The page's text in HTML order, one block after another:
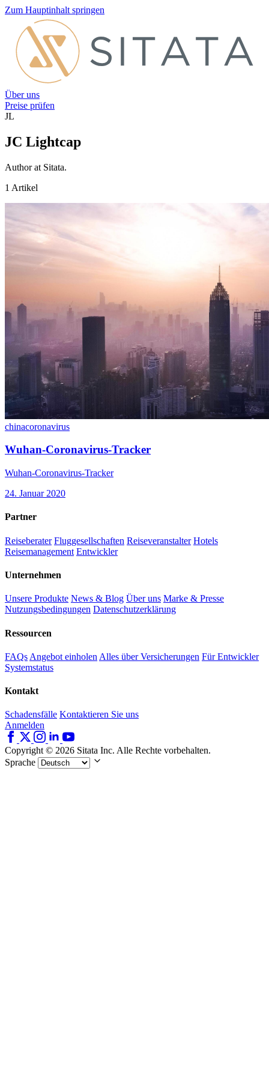
Zum Hauptinhalt springen
Über uns
Preise prüfen
JL
JC Lightcap
Author at Sitata.
1 Artikel
chinacoronavirus
Wuhan-Coronavirus-Tracker
Wuhan-Coronavirus-Tracker
24. Januar 2020
Partner
Reiseberater Fluggesellschaften Reiseveranstalter Hotels
Reisemanagement Entwickler
Unternehmen
Unsere Produkte News & Blog Über uns Marke & Presse
Nutzungsbedingungen Datenschutzerklärung
Ressourcen
FAQs Angebot einholen Alles über Versicherungen Für Entwickler
Systemstatus
Kontakt
Schadensfälle Kontaktieren Sie uns
Anmelden
Copyright © 2026 Sitata Inc. Alle Rechte vorbehalten.
Sprache